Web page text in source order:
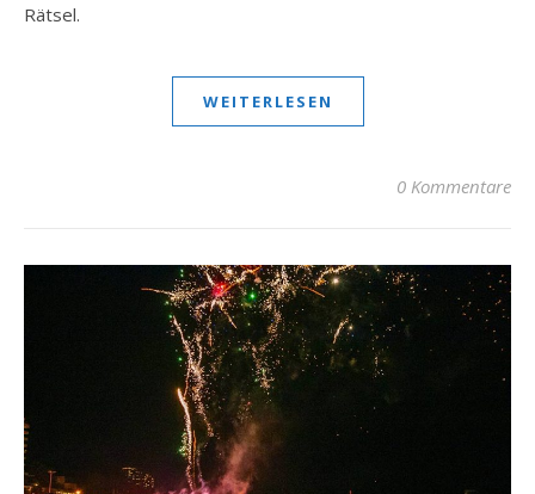
Rätsel.
WEITERLESEN
0 Kommentare